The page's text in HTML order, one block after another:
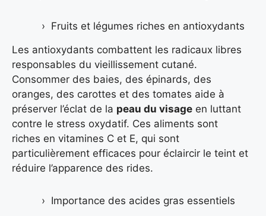
Fruits et légumes riches en antioxydants
Les antioxydants combattent les radicaux libres
responsables du vieillissement cutané.
Consommer des baies, des épinards, des
oranges, des carottes et des tomates aide à
préserver l’éclat de la peau du visage en luttant
contre le stress oxydatif. Ces aliments sont
riches en vitamines C et E, qui sont
particulièrement efficaces pour éclaircir le teint et
réduire l’apparence des rides.
Importance des acides gras essentiels